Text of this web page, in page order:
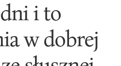
i to
w dobrej